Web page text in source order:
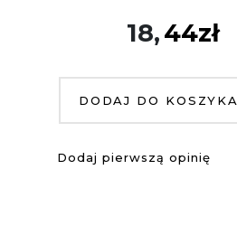
18,44zł
DODAJ DO KOSZYKA
Dodaj pierwszą opinię